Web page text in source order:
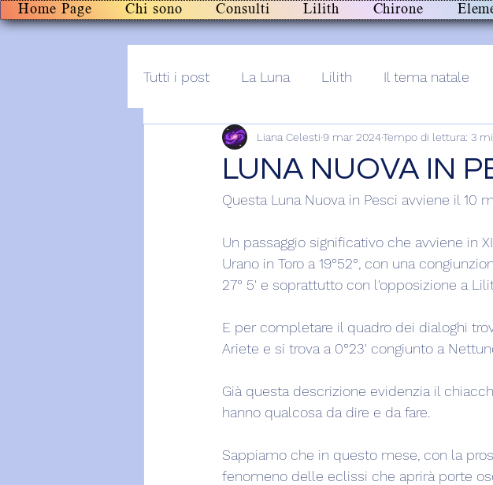
Home Page Chi sono Consulti Lilith Chirone
Tutti i post La Luna Lilith Il tema natale
Post+audio Lilith+
LUNA NUOVA IN
Liana Celesti 9 mar 2024Tempo di lettura: 3
Questa Luna Nuova in Pesci avviene il 10
Un passaggio significativo che avviene in
Urano in Toro a 19°52°, con una
27° 5' e soprattutto con l'opposizione a
E per completare il quadro dei dialoghi
Ariete e si trova a 0°23' congiunto a
Già questa descrizione evidenzia il
hanno qualcosa da dire e da fare.
Sappiamo che in questo mese, con la
fenomeno delle eclissi che aprirà porte